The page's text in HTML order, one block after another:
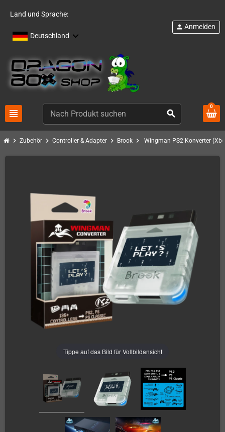
Land und Sprache:
Deutschland
view_headline search
person Anmelden
0
chevron_right Zubehör chevron_right Controller & Adapter chevron_right Brook chevron_right Wingman PS2 Konverter
Tippe auf das Bild für Vollbildansicht